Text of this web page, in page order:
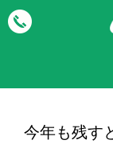
今年も残す